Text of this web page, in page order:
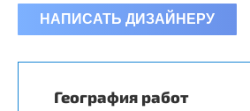
НАПИСАТЬ ДИЗАЙНЕРУ
География работ